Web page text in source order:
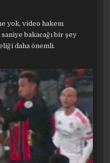
yok, video hakem
bakacağı bir şey
daha önemli.